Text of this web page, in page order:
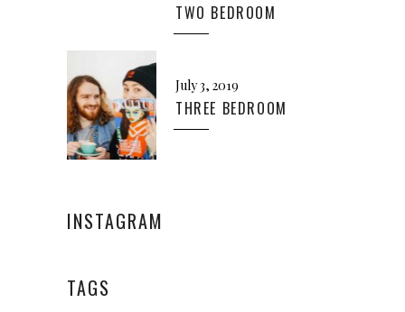
TWO BEDROOM
July 3, 2019
THREE BEDROOM
INSTAGRAM
TAGS